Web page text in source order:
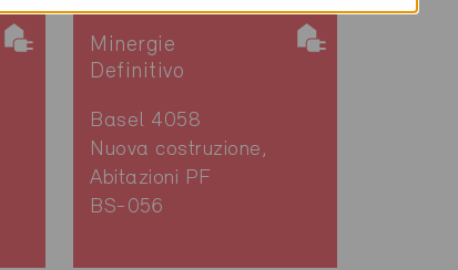
Minergie
Definitivo
Basel 4058
Nuova costruzione,
Abitazioni PF
BS-056